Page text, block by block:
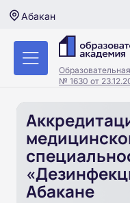
Абакан
№ 1630 от
Абакане